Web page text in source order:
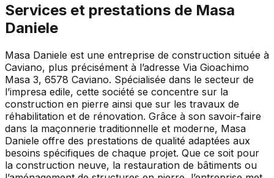
Services et prestations de Masa
Daniele
Masa Daniele est une entreprise de construction située à
Caviano, plus précisément à l’adresse Via Gioachimo
Masa 3, 6578 Caviano. Spécialisée dans le secteur de
l’impresa edile, cette société se concentre sur la
construction en pierre ainsi que sur les travaux de
réhabilitation et de rénovation. Grâce à son savoir-faire
dans la maçonnerie traditionnelle et moderne, Masa
Daniele offre des prestations de qualité adaptées aux
besoins spécifiques de chaque projet. Que ce soit pour
la construction neuve, la restauration de bâtiments ou